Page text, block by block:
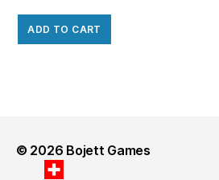
ADD TO CART
© 2026 Bojett Games